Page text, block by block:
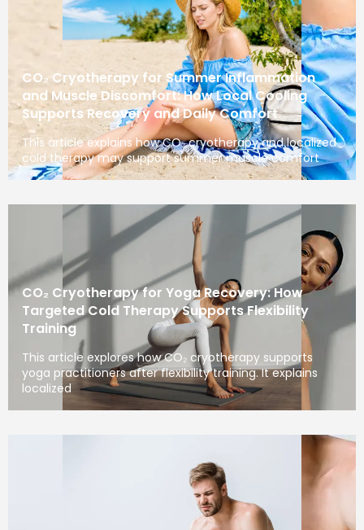
CO₂ Cryotherapy for Summer Inflammation
and Muscle Discomfort: How Local Cooling
Supports Recovery and Daily Comfort
This article explains how CO₂ cryotherapy and localized
cold therapy may support summer muscle comfort
CO₂ Cryotherapy for Yoga Recovery: How
Targeted Cold Therapy Supports Flexibility
Training
This article explores how CO₂ cryotherapy supports
yoga practitioners after flexibility training. It explains
localized